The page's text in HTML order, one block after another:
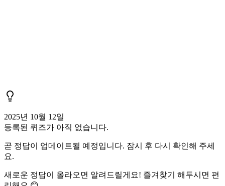
2025년 10월 12일
등록된 퀴즈가 아직 없습니다.
곧 정답이 업데이트될 예정입니다. 잠시 후 다시 확인해 주세
요.
새로운 정답이 올라오면 알려드릴게요! 즐겨찾기 해두시면 편